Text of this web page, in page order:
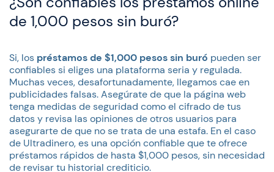
de 1,000 pesos sin buró?
Si, los préstamos de $1,000 pesos sin buró pueden ser
confiables si eliges una plataforma seria y regulada.
Muchas veces, desafortunadamente, llegamos cae en
publicidades falsas. Asegúrate de que la página web
tenga medidas de seguridad como el cifrado de tus
datos y revisa las opiniones de otros usuarios para
asegurarte de que no se trata de una estafa. En el caso
de Ultradinero, es una opción confiable que te ofrece
préstamos rápidos de hasta $1,000 pesos, sin necesidad
de revisar tu historial crediticio.